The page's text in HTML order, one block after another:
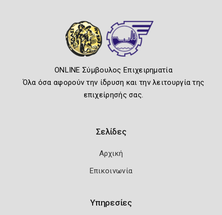
ONLINE Σύμβουλος Επιχειρηματία
Όλα όσα αφορούν την ίδρυση και την λειτουργία της
επιχείρησής σας.
Σελίδες
Αρχική
Επικοινωνία
Υπηρεσίες